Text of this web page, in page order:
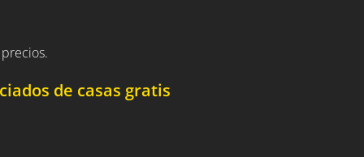
de casas gratis